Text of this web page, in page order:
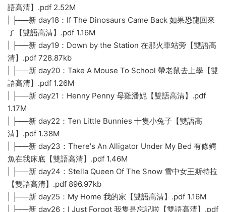
語高清】.pdf 2.52M
| ├──新 day18：If The Dinosaurs Came Back 如果恐龍回來
了【雙語高清】.pdf 1.16M
| ├──新 day19：Down by the Station 在那火車站旁【雙語高
清】.pdf 728.87kb
| ├──新 day20：Take A Mouse To School 帶老鼠去上學【雙
語高清】.pdf 1.26M
| ├──新 day21：Henny Penny 母雞潘妮【雙語高清】.pdf
1.17M
| ├──新 day22：Ten Little Bunnies 十隻小兔子【雙語高
清】.pdf 1.38M
| ├──新 day23：There's An Alligator Under My Bed 有條鳄
魚在我床底【雙語高清】.pdf 1.46M
| ├──新 day24：Stella Queen Of The Snow 雪中女王斯特拉
【雙語高清】.pdf 896.97kb
| ├──新 day25：My Home 我的家【雙語高清】.pdf 1.16M
| ├──新 day26：I Just Forgot 我隻是忘記啦【雙語高清】.pdf